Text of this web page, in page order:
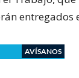
entregados
AVÍSANOS